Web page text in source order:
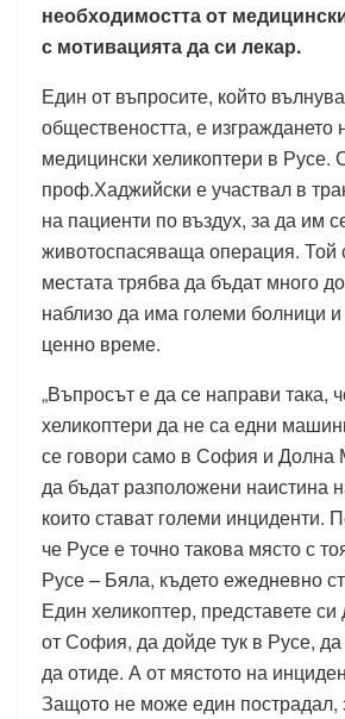
необходимостта от
с мотивацията да си лекар.
Един от въпросите, който
обществеността, е изграждането
медицински хеликоптери в Русе.
проф.Хаджийски е участвал в
на пациенти по въздух, за да им
животоспасяваща операция. Той
местата трябва да бъдат много
наблизо да има големи болници и
ценно време.
„Въпросът е да се направи така,
хеликоптери да не са едни
се говори само в София и Долна
да бъдат разположени наистина
които стават големи инциденти.
че Русе е точно такова място с
Русе – Бяла, където ежедневно
Един хеликоптер, представете си
от София, да дойде тук в Русе,
да отиде. А от мястото на
Защото не може един пострадал,